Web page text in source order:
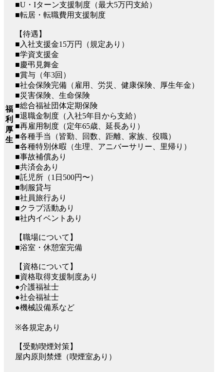
福
利
厚
生
■U・Iターン支援制度（最大5万円支給）
■転居・転職費用支援制度
【待遇】
■入社支援金15万円（規定あり）
■学資支援金
■慶弔見舞金
■賞与（年3回）
■社会保険完備（雇用、労災、健康保険、厚生年金）
■災害保険、生命保険
■総合福祉団体定期保険
■退職金制度（入社5年目から支給）
■再雇用制度（定年65歳、延長あり）
■各種手当（皆勤、回数、距離、家族、役職）
■各種特別休暇（生理、アニバーサリー、里帰り）
■事故補償あり
■共済会あり
■託児所（1日500円〜）
■制服貸与
■社員旅行あり
■クラブ活動あり
■社内イベントあり
【職場について】
■浴室・休憩室完備
【資格について】
■資格取得支援制度あり
●介護福祉士
●社会福祉士
●機械設備系など
※各規定あり
【受動喫煙対策】
屋内原則禁煙（喫煙室あり）